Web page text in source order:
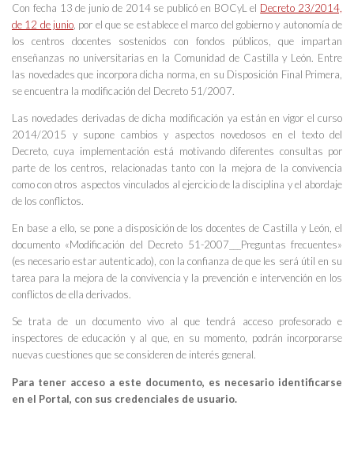
Con fecha 13 de junio de 2014 se publicó en BOCyL el Decreto 23/2014,
de 12 de junio , por el que se establece el marco del gobierno y autonomía de
los centros docentes sostenidos con fondos públicos, que impartan
enseñanzas no universitarias en la Comunidad de Castilla y León. Entre
las novedades que incorpora dicha norma, en su Disposición Final Primera,
se encuentra la modificación del Decreto 51/2007.
Las novedades derivadas de dicha modificación ya están en vigor el curso
2014/2015 y supone cambios y aspectos novedosos en el texto del
Decreto, cuya implementación está motivando diferentes consultas por
parte de los centros, relacionadas tanto con la mejora de la convivencia
como con otros aspectos vinculados al ejercicio de la disciplina y el abordaje
de los conflictos.
En base a ello, se pone a disposición de los docentes de Castilla y León, el
documento «Modificación del Decreto 51-2007___Preguntas frecuentes»
(es necesario estar autenticado), con la confianza de que les será útil en su
tarea para la mejora de la convivencia y la prevención e intervención en los
conflictos de ella derivados.
Se trata de un documento vivo al que tendrá acceso profesorado e
inspectores de educación y al que, en su momento, podrán incorporarse
nuevas cuestiones que se consideren de interés general.
Para tener acceso a este documento, es necesario identificarse
en el Portal, con sus credenciales de usuario.